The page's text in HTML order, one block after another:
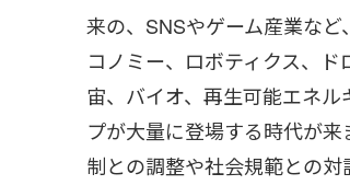
来の、SNSやゲーム産業な
コノミー、ロボティクス、
宙、バイオ、再生可能エネ
プが大量に登場する時代が
制との調整や社会規範との